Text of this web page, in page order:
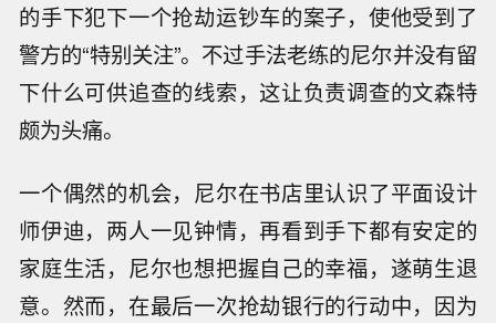
的手下犯下一个抢劫运钞车的案子，使他受到了
警方的“特别关注”。不过手法老练的尼尔并没有留
下什么可供追查的线索，这让负责调查的文森特
颇为头痛。
一个偶然的机会，尼尔在书店里认识了平面设计
师伊迪，两人一见钟情，再看到手下都有安定的
家庭生活，尼尔也想把握自己的幸福，遂萌生退
意。然而，在最后一次抢劫银行的行动中，因为